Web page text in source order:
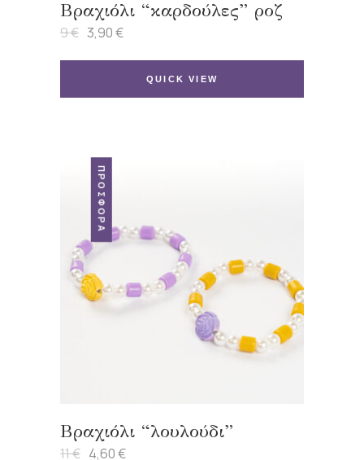
Βραχιόλι “καρδούλες” ροζ
9€ Original
was:
3,90€
Η
τιμή
QUICK VIEW
ΠΡΟΣΦΟΡΆ
Βραχιόλι “λουλούδι”
11€ 4,60€